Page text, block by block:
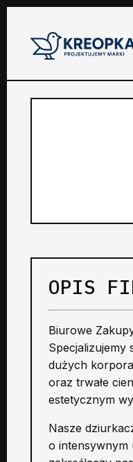
OPIS
Biurowe
Specjalizujemy
dużych
oraz trwałe
estetycznym
Nasze
o intensywnym